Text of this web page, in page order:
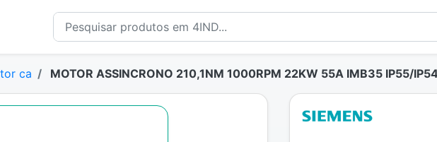
ca MOTOR ASSINCRONO 210,1NM 1000RPM 22KW 55A IMB35 IP55/